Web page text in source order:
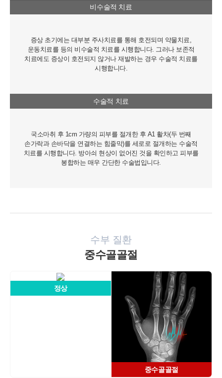
비수술적 치료
증상 초기에는 대부분 주사치료를 통해 호전되며 약물치료,
운동치료를 등의 비수술적 치료를 시행합니다. 그러나 보존적
치료에도 증상이 호전되지 않거나 재발하는 경우 수술적 치료를
시행합니다.
수술적 치료
국소마취 후 1cm 가량의 피부를 절개한 후 A1 활차(두 번째
손가락과 손바닥을 연결하는 힘줄막)를 세로로 절개하는 수술적
치료를 시행합니다. 방아쇠 현상이 없어진 것을 확인하고 피부를
봉합하는 매우 간단한 수술법입니다.
수부 질환
중수골골절
정상
중수골골절